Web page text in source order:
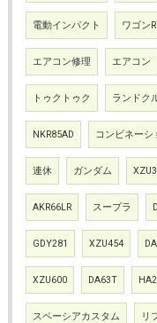
電動インパクト ワゴン
エアコン修理 エアコン
トゥクトゥク ランドク
NKR85AD コンビネーシ
連休 ガンダム
AKR66LR スープラ
GDY281 XZU454
XZU600 DA63T
スペーシアカスタム リ